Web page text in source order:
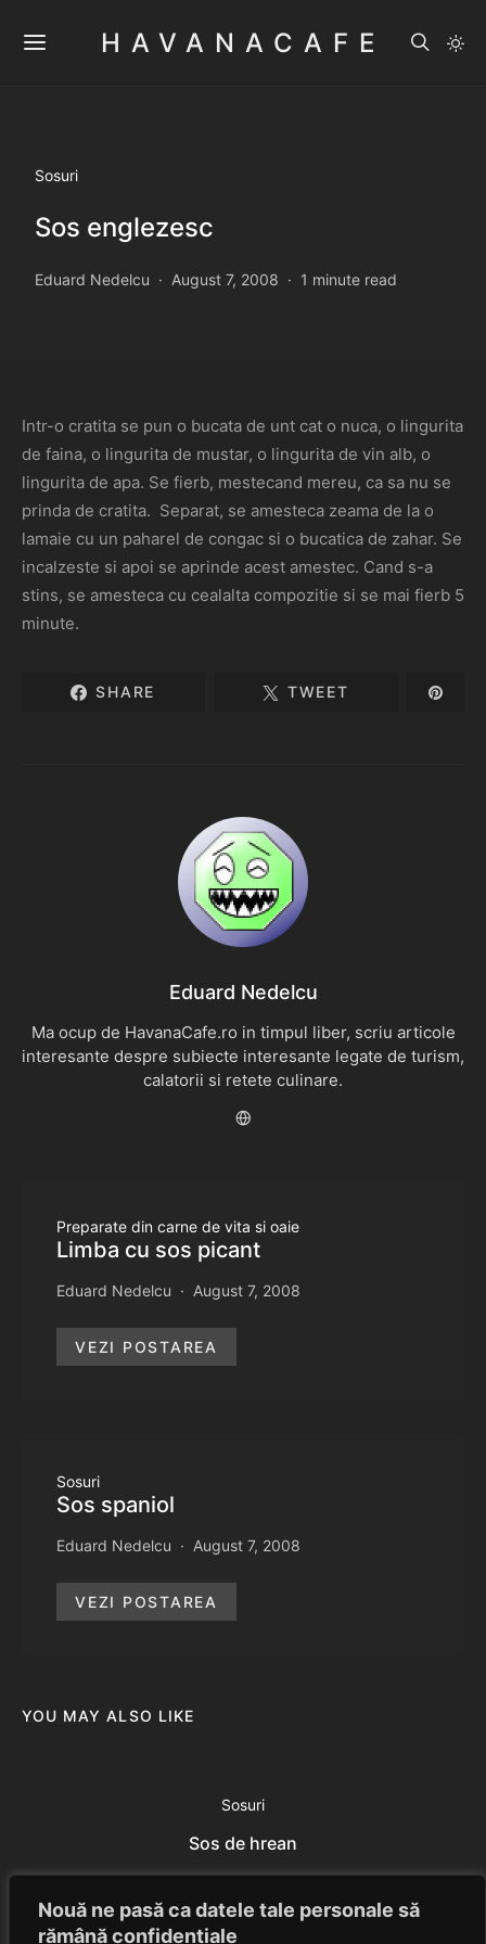
Nouă ne pasă ca datele tale personale să
rămână confidențiale
HAVANACAFE
Sosuri
Sos englezesc
Eduard Nedelcu August 7, 2008 1 minute read
Intr-o cratita se pun o bucata de unt cat o nuca, o lingurita
de faina, o lingurita de mustar, o lingurita de vin alb, o
lingurita de apa. Se fierb, mestecand mereu, ca sa nu se
prinda de cratita. Separat, se amesteca zeama de la o
lamaie cu un paharel de congac si o bucatica de zahar. Se
incalzeste si apoi se aprinde acest amestec. Cand s-a
stins, se amesteca cu cealalta compozitie si se mai fierb 5
minute.
SHARE TWEET
Eduard Nedelcu
Ma ocup de HavanaCafe.ro in timpul liber, scriu articole
interesante despre subiecte interesante legate de turism,
calatorii si retete culinare.
Preparate din carne de vita si oaie
Limba cu sos picant
Eduard Nedelcu August 7, 2008
VEZI POSTAREA
Sosuri
Sos spaniol
Eduard Nedelcu August 7, 2008
VEZI POSTAREA
YOU MAY ALSO LIKE
Sosuri
Sos de hrean
Eduard Nedelcu July 23, 2014